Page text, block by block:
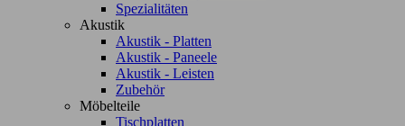
Spezialitäten
Akustik
Akustik - Platten
Akustik - Paneele
Akustik - Leisten
Zubehör
Möbelteile
Tischplatten